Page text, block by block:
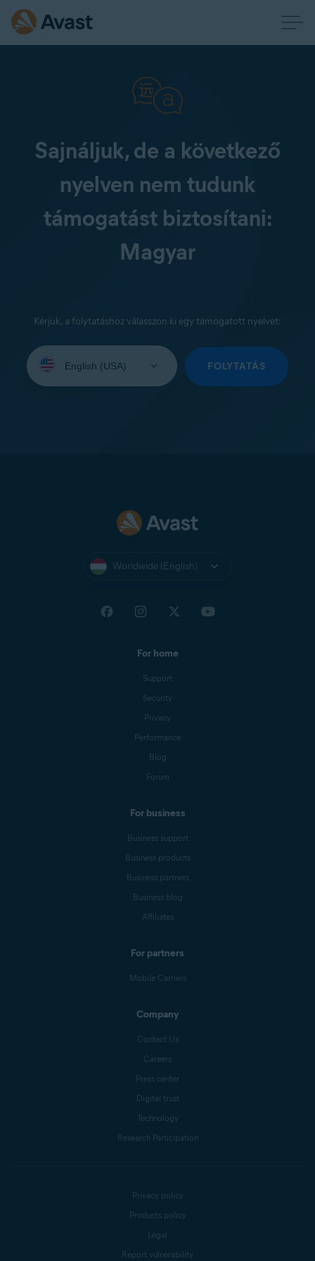
Sajnáljuk, de a következő
nyelven nem tudunk
támogatást biztosítani:
Magyar
Kérjük, a folytatáshoz válasszon ki egy támogatott nyelvet:
your
FOLYTATÁS
Worldwide (English)
For home
Support
Security
Privacy
Performance
Blog
Forum
For business
Business support
Business products
Business partners
Business blog
Affiliates
For partners
Mobile Carriers
Company
Contact Us
Careers
Press center
Digital trust
Technology
Research Participation
Privacy policy
Products policy
Legal
Report vulnerability